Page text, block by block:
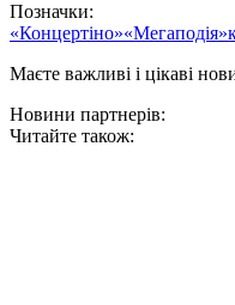
Позначки:
«Концертіно»«Мегаподія»
Маєте важливі і цікаві
Новини партнерів:
Читайте також: